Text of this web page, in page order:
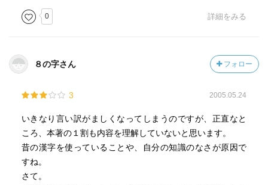
0 詳細をみる
８の字さん フォロー
3 2005.05.24
いきなり言い訳がましくなってしまうのですが、正直なと
ころ、本著の１割も内容を理解していないと思います。
昔の漢字を使っていることや、自分の知識のなさが原因で
すね。
さて。